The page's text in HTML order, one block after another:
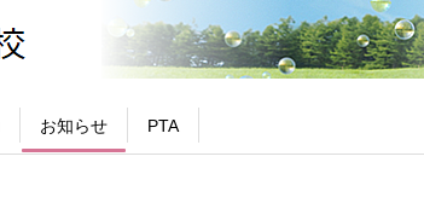
お知らせ PTA